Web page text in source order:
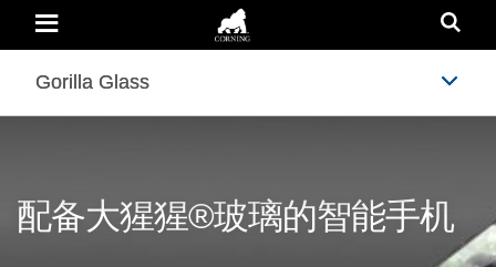
Motorola
Corning
Gorilla Glass
Gorilla Glass
配备大猩猩®玻璃的智能手机